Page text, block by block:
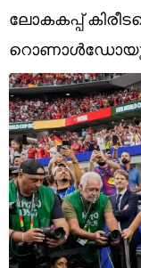
Photo
Short Videos
ലോകകപ്പ്